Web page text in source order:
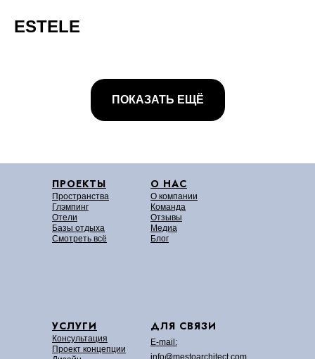
ESTELE
ПОКАЗАТЬ ЕЩЁ
ДЛЯ СВЯЗИ
E-mail:
info@mestoarchitect.com
О НАС
О компании
Команда
Отзывы
Медиа
Блог
УСЛУГИ
Консультация
Проект концепции
ПРОЕКТЫ
Пространства
Глэмпинг
Отели
Базы отдыха
Смотреть всё